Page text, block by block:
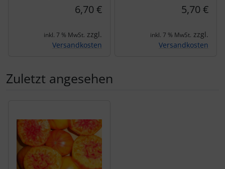
6,70 €
inkl. 7 % MwSt. zzgl.
Versandkosten
5,70 €
inkl. 7 % MwSt. zzgl.
Versandkosten
Zuletzt angesehen